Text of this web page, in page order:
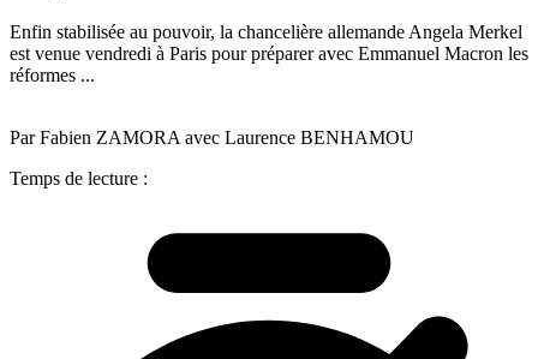
Enfin stabilisée au pouvoir, la chancelière allemande Angela Merkel
est venue vendredi à Paris pour préparer avec Emmanuel Macron les
réformes ...
Par Fabien ZAMORA avec Laurence BENHAMOU
Temps de lecture :